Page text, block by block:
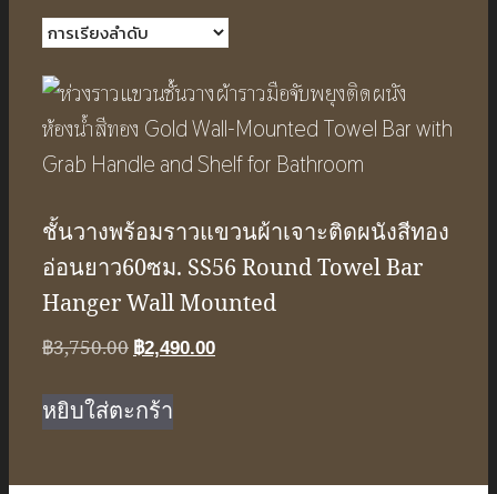
ชั้นวางพร้อมราวแขวนผ้าเจาะติดผนังสีทอง
อ่อนยาว60ซม. SS56 Round Towel Bar
Hanger Wall Mounted
฿3,750.00 Original
was:
฿3,750.00.
฿2,490.00Current
หยิบใส่ตะกร้า